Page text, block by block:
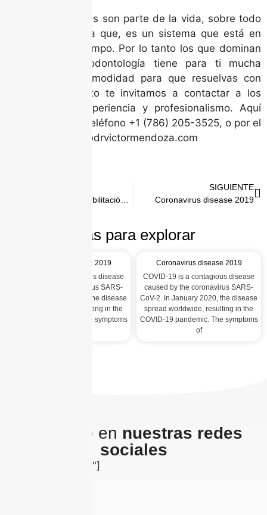
Las emergencias son parte de la vida, sobre todo
las dentales, ya que, es un sistema que está en
acción todo el tiempo. Por lo tanto los que dominan
el área de la odontología tiene para ti mucha
tranquilidad y comodidad para que resuelvas con
éxito. Por lo tanto te invitamos a contactar a los
dentistas con experiencia y profesionalismo. Aquí
estamos para ti: teléfono +1 (786) 205-3525, o por el
correo: contacto@drvictormendoza.com
SIGUIENTE
Coronavirus disease 2019
Más para explorar
Coronavirus disease 2019
COVID-19 is a contagious disease
caused by the coronavirus SARS-
CoV-2. In January 2020, the disease
spread worldwide, resulting in the
COVID-19 pandemic. The symptoms
Coronavirus disease 2019
COVID-19 is a contagious disease
caused by the coronavirus SARS-
CoV-2. In January 2020, the disease
spread worldwide, resulting in the
COVID-19 pandemic. The symptoms
of
Lo último en nuestras redes
sociales
[insta-gallery id="0"]